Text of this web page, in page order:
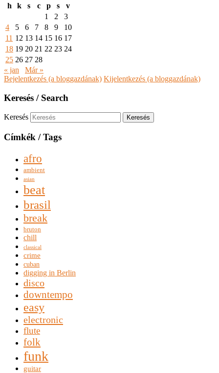
h
k s c p s
v
1
2
3
4
5 6 7 8 9
10
11 12 13 14 15 16 17
18 19 20 21 22 23 24
25 26 27 28
« jan
Már »
Bejelentkezés (a bloggazdának) Kijelentkezés (a bloggazdának)
Keresés / Search
Keresés
Címkék / Tags
afro
ambient
asian
beat
brasil
break
bruton
chill
classical
crime
cuban
digging in Berlin
disco
downtempo
easy
electronic
flute
folk
funk
guitar